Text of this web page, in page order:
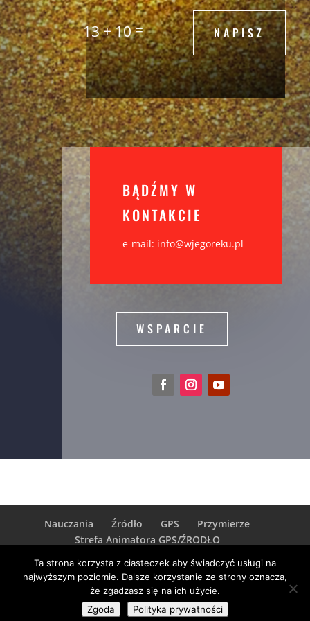
13 + 10= NAPISZ
BĄDŹMY W
KONTAKCIE
e-mail: info@wjegoreku.pl
WSPARCIE
Nauczania Źródło GPS
Przymierze
Strefa Animatora GPS/ŹRODŁO
logowanie
Esteel.pl
Ta strona korzysta z ciasteczek aby świadczyć usługi na
najwyższym poziomie. Dalsze korzystanie ze strony oznacza,
że zgadzasz się na ich użycie.
Zgoda
Polityka prywatności